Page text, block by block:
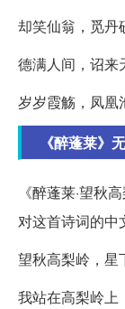
却笑仙翁，觅丹
德满人间，诏来
岁岁霞觞，凤凰
《醉蓬莱》
《醉蓬莱·望秋
对这首诗词的中
望秋高梨岭，星
我站在高梨岭上